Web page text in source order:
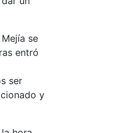
se
entró
ser
y